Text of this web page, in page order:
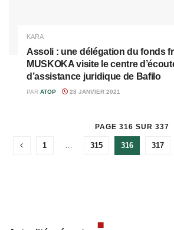
KARA
Assoli : une délégation du fonds
MUSKOKA visite le centre
d’assistance juridique de Bafilo
PAR ATOP 28 JANVIER 2021
PAGE 316 SUR 337
1 … 315 316 317